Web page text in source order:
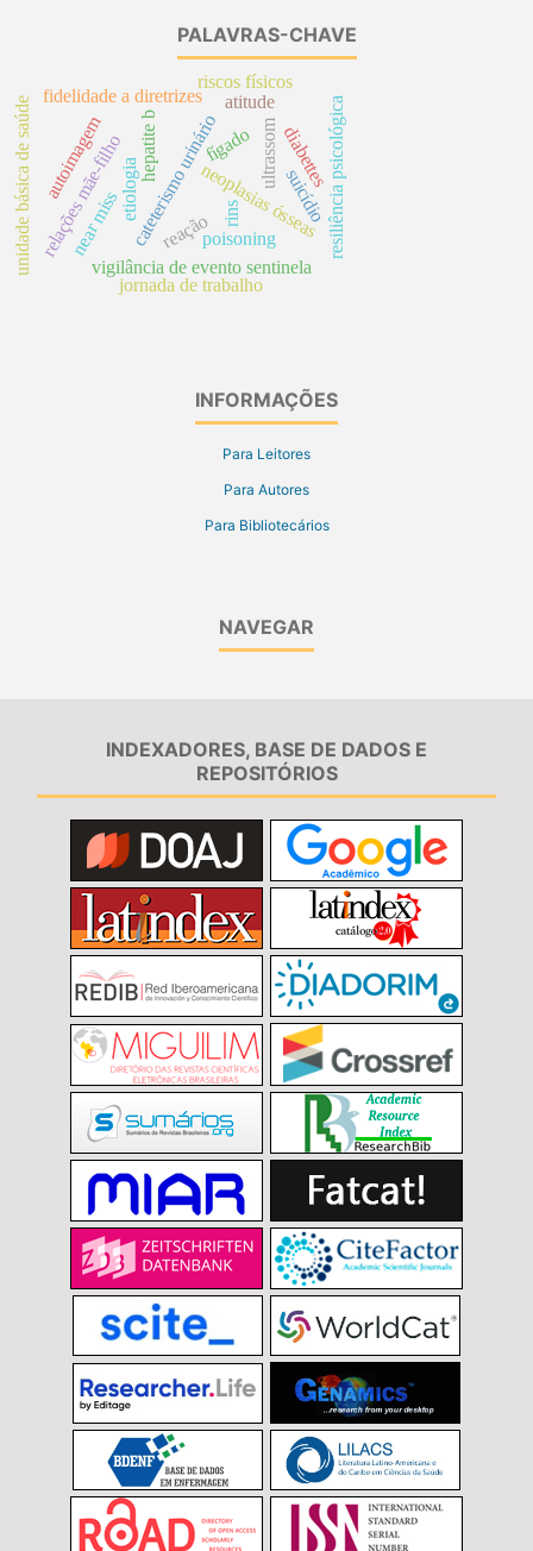
PALAVRAS-CHAVE
hepatite b
neoplasias ósseas
poisoning
ultrassom
cateterismo urinário
near miss
vigilância de evento sentinela
fidelidade a diretrizes
jornada de trabalho
resiliência psicológica
relações mãe-filho
riscos físicos
unidade básica de saúde autoimagem suicídio
reação
diabettes
fígado
rins
atitude
etiologia
INFORMAÇÕES
Para Leitores
Para Autores
Para Bibliotecários
NAVEGAR
INDEXADORES, BASE DE DADOS E
REPOSITÓRIOS